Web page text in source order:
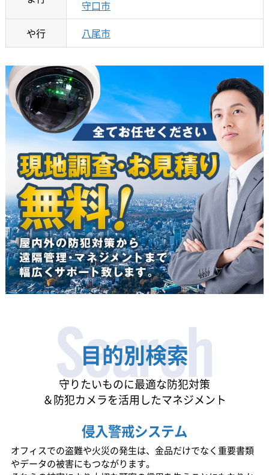
守口市
や行
八尾市
目的別検索
守りたいものに最適な防犯対策
＆防犯カメラを活用したマネジメント
侵入警戒システム
オフィスでの盗難や火災の発生は、金品だけでなく重要書類
やデータの被害にもつながります。